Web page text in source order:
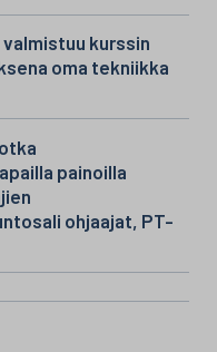
kurssin
oma tekniikka
painoilla
ohjaajat, PT-